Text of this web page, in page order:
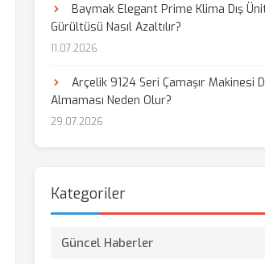
Baymak Elegant Prime Klima Dış
Gürültüsü Nasıl Azaltılır?
11.07.2026
Arçelik 9124 Seri Çamaşır Makinesi
Almaması Neden Olur?
29.07.2026
Kategoriler
Güncel Haberler